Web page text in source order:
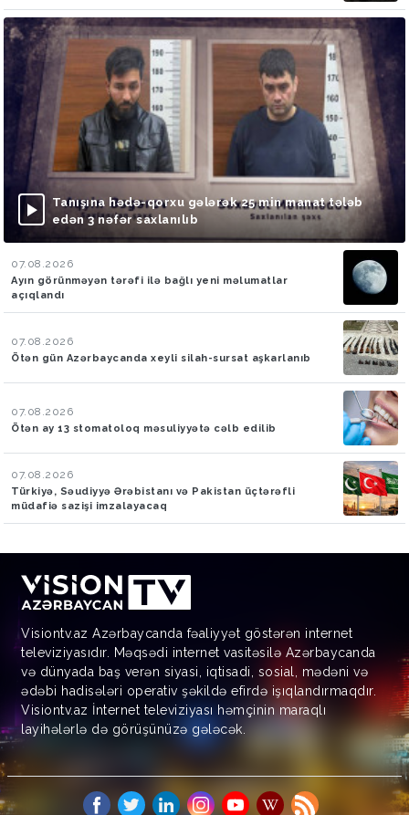
Tanışına hədə-qorxu gələrək 25 min manat tələb
edən 3 nəfər saxlanılıb
07.08.2026
Ayın görünməyən tərəfi ilə bağlı yeni məlumatlar
açıqlandı
07.08.2026
Ötən gün Azərbaycanda xeyli silah-sursat aşkarlanıb
07.08.2026
Ötən ay 13 stomatoloq məsuliyyətə cəlb edilib
07.08.2026
Türkiyə, Səudiyyə Ərəbistanı və Pakistan üçtərəfli
müdafiə sazişi imzalayacaq
Visiontv.az Azərbaycanda fəaliyyət göstərən internet
televiziyasıdır. Məqsədi internet vasitəsilə Azərbaycanda
və dünyada baş verən siyasi, iqtisadi, sosial, mədəni və
ədəbi hadisələri operativ şəkildə efirdə işıqlandırmaqdır.
Visiontv.az İnternet televiziyası həmçinin maraqlı
layihələrlə də görüşünüzə gələcək.